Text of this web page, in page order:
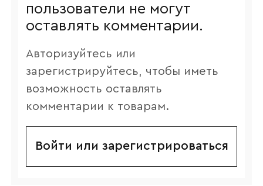
пользователи не могут
оставлять комментарии.
Авторизуйтесь или
зарегистрируйтесь, чтобы иметь
возможность оставлять
комментарии к товарам.
Войти или зарегистрироваться